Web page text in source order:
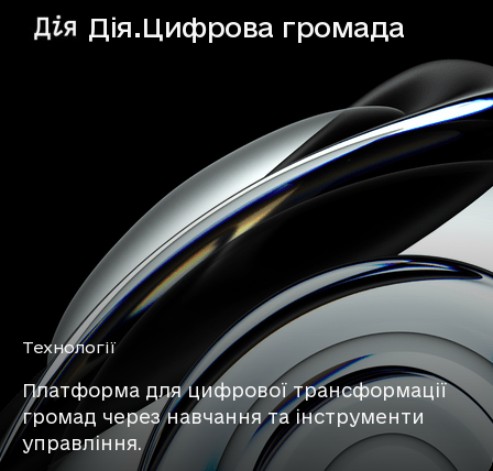
Дія.Цифрова громада
Технології
Платформа для цифрової трансформації
громад через навчання та інструменти
управління.